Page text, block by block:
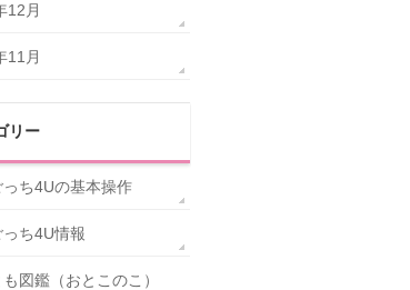
12月
11月
リー
っち4Uの基本操作
っち4U情報
図鑑（おとこのこ）